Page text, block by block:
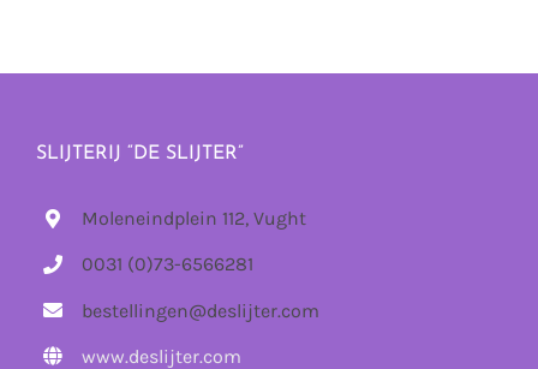
SLIJTERIJ “DE SLIJTER”
Moleneindplein 112, Vught
0031 (0)73-6566281
bestellingen@deslijter.com
www.deslijter.com